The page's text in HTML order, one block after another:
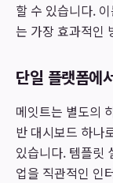
할 수 있습니다.
는 가장 효과적인
단일 플랫폼에
메잇트는 별도의
반 대시보드 하나
있습니다. 템플릿
업을 직관적인 인